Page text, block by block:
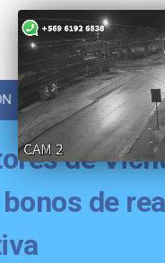
LOCAL
de
de